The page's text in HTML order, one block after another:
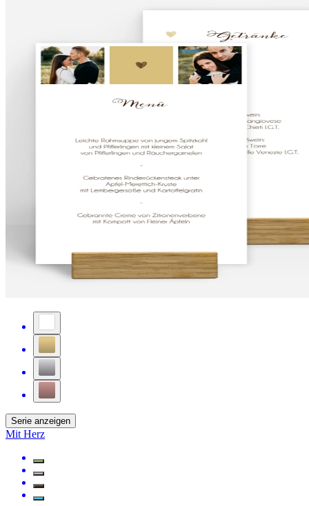
Serie anzeigen
Mit Herz